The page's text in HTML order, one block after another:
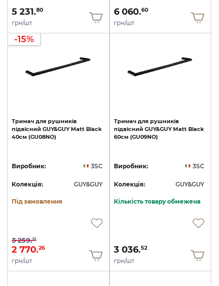
5 231.80
грн/шт
6 060.60
грн/шт
-15%
Тримач для рушників
підвісний GUY&GUY Matt Black
40см (GU08NO)
Виробник: 3SC
Колекція: GUY&GUY
Під замовлення
3 259.13
2 770.26
грн/шт
Тримач для рушників
підвісний GUY&GUY Matt Black
60см (GU09NO)
Виробник: 3SC
Колекція: GUY&GUY
Кількість товару обмежена
3 036.52
грн/шт